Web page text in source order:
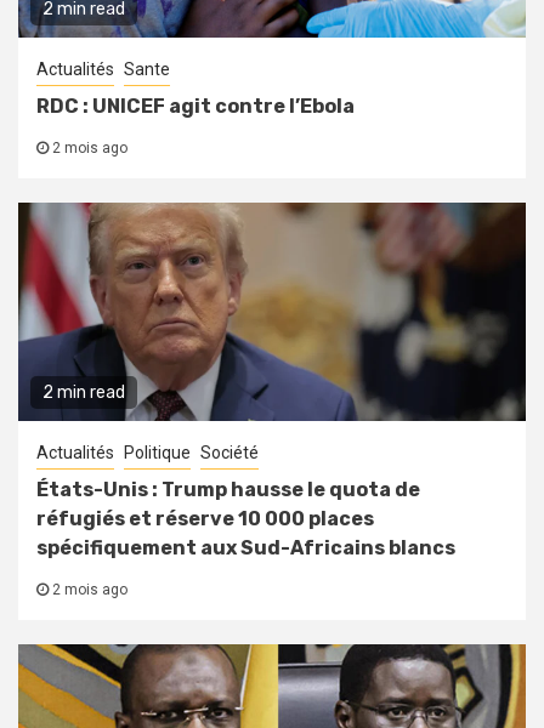
2 min read
Actualités Sante
RDC : UNICEF agit contre l’Ebola
2 mois ago
2 min read
Actualités Politique Société
États-Unis : Trump hausse le quota de
réfugiés et réserve 10 000 places
spécifiquement aux Sud-Africains blancs
2 mois ago